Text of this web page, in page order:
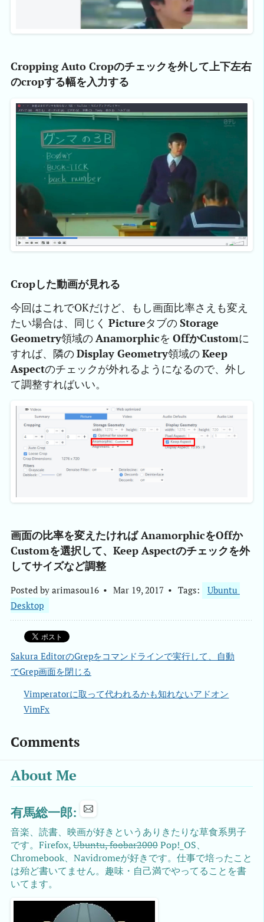
Cropping Auto Cropのチェックを外して上下左右
のcropする幅を入力する
Cropした動画が見れる
今回はこれでOKだけど、もし画面比率さえも変え
たい場合は、同じく PictureタブのStorage
Geometry領域のAnamorphicを OffかCustomに
すれば、隣のDisplay Geometry領域のKeep
Aspectのチェックが外れるようになるので、外し
て調整すればいい。
画面の比率を変えたければ AnamorphicをOffか
Customを選択して、Keep Aspectのチェックを外
してサイズなど調整
Posted by arimasou16 Mar 19, 2017 Tags:
Ubuntu
Desktop
Sakura EditorのGrepをコマンドラインで実行して、自動
でGrep画面を閉じる
Vimperatorに取って代われるかも知れないアドオン
VimFx
Comments
About Me
有馬総一郎:
音楽、読書、映画が好きというありきたりな草食系男子
です。Firefox,Ubuntu, foobar2000Pop!_OS、
Chromebook、Navidromeが好きです。仕事で培ったこと
は殆ど書いてません。趣味・自己満でやってることを書
いてます。